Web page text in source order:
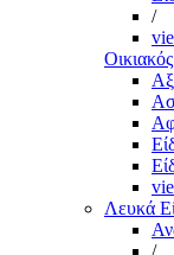
/
Λευκά
/